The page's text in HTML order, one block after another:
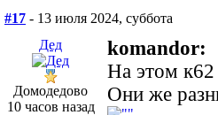
#17 - 13 июля 2024, суббота
Дед
Домодедово
10 часов назад
komandor:
На этом к62
Они же